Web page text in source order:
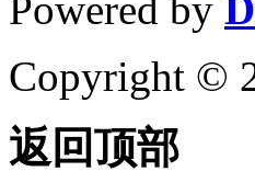
Copyright ©
返回顶部